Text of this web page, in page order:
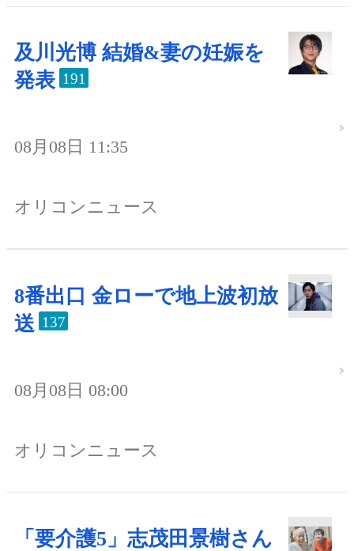
及川光博 結婚&妻の妊娠を
発表 191
08月08日 11:35
オリコンニュース
8番出口 金ローで地上波初放
送 137
08月08日 08:00
オリコンニュース
「要介護5」志茂田景樹さん